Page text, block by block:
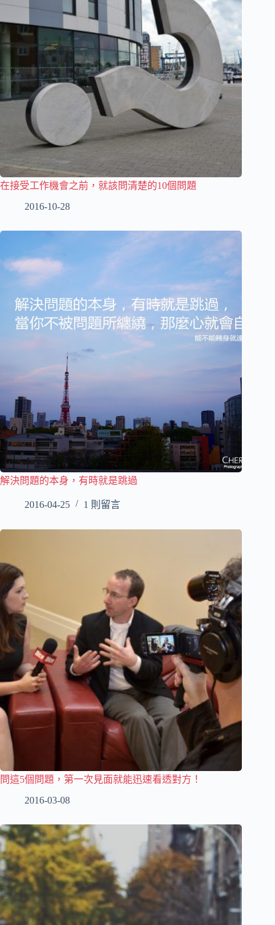
在接受工作機會之前，就該問清楚的10個問題
2016-10-28
解決問題的本身，有時就是跳過
2016-04-25 1 則留言
問這5個問題，第一次見面就能迅速看透對方！
2016-03-08